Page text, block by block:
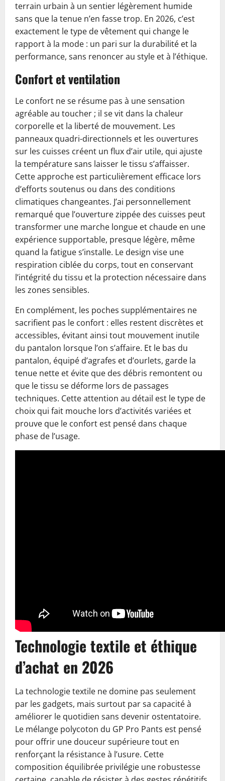
terrain urbain à un sentier légèrement humide
sans que la tenue n’en fasse trop. En 2026, c’est
exactement le type de vêtement qui change le
rapport à la mode : un pari sur la durabilité et la
performance, sans renoncer au style et à l’éthique.
Confort et ventilation
Le confort ne se résume pas à une sensation
agréable au toucher ; il se vit dans la chaleur
corporelle et la liberté de mouvement. Les
panneaux quadri-directionnels et les ouvertures
sur les cuisses créent un flux d’air utile, qui ajuste
la température sans laisser le tissu s’affaisser.
Cette approche est particulièrement efficace lors
d’efforts soutenus ou dans des conditions
climatiques changeantes. J’ai personnellement
remarqué que l’ouverture zippée des cuisses peut
transformer une marche longue et chaude en une
expérience supportable, presque légère, même
quand la fatigue s’installe. Le design vise une
respiration ciblée du corps, tout en conservant
l’intégrité du tissu et la protection nécessaire dans
les zones sensibles.
En complément, les poches supplémentaires ne
sacrifient pas le confort : elles restent discrètes et
accessibles, évitant ainsi tout mouvement inutile
du pantalon lorsque l’on s’affaire. Et le bas du
pantalon, équipé d’agrafes et d’ourlets, garde la
tenue nette et évite que des débris remontent ou
que le tissu se déforme lors de passages
techniques. Cette attention au détail est le type de
choix qui fait mouche lors d’activités variées et
prouve que le confort est pensé dans chaque
phase de l’usage.
Technologie textile et éthique
d’achat en 2026
La technologie textile ne domine pas seulement
par les gadgets, mais surtout par sa capacité à
améliorer le quotidien sans devenir ostentatoire.
Le mélange polycoton du GP Pro Pants est pensé
pour offrir une douceur supérieure tout en
renforçant la résistance à l’usure. Cette
composition équilibrée privilégie une robustesse